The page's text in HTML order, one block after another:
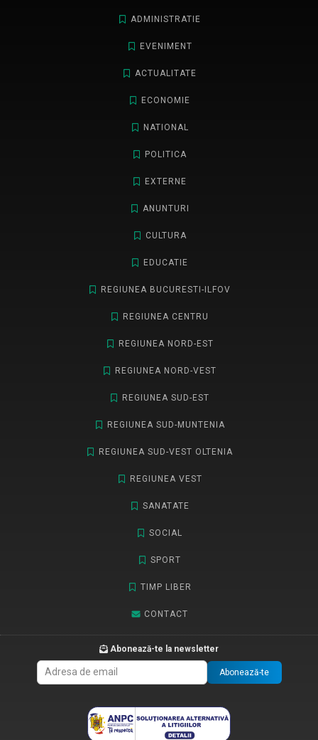
ADMINISTRATIE
EVENIMENT
ACTUALITATE
ECONOMIE
NATIONAL
POLITICA
EXTERNE
ANUNTURI
CULTURA
EDUCATIE
REGIUNEA BUCURESTI-ILFOV
REGIUNEA CENTRU
REGIUNEA NORD-EST
REGIUNEA NORD-VEST
REGIUNEA SUD-EST
REGIUNEA SUD-MUNTENIA
REGIUNEA SUD-VEST OLTENIA
REGIUNEA VEST
SANATATE
SOCIAL
SPORT
TIMP LIBER
CONTACT
Abonează-te la newsletter
Abonează-te